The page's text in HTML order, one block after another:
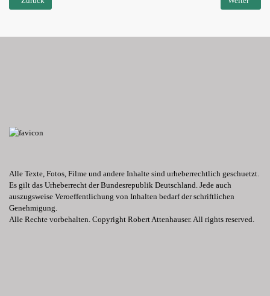
Alle Texte, Fotos, Filme und andere Inhalte sind urheberrechtlich geschuetzt.
Es gilt das Urheberrecht der Bundesrepublik Deutschland. Jede auch
auszugsweise Veroeffentlichung von Inhalten bedarf der schriftlichen
Genehmigung.
Alle Rechte vorbehalten. Copyright Robert Attenhauser. All rights reserved.